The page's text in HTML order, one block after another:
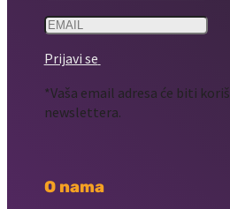
Prijavi se
*Vaša email adresa će biti
newslettera.
O nama